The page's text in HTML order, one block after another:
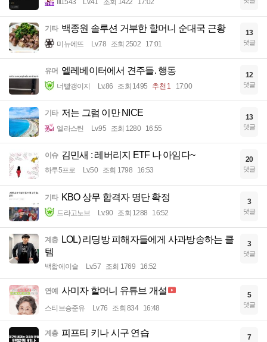
Ill1543 Lv.41 조회 1422 17:02
기타 백종원 솔루션 거부한 할머니 순대국 근황
미뉴에뜨 Lv.78 조회 2502 17:01
13
댓글
유머 엘레베이터에서 견주들. 행동
너빨갱이지 Lv.86 조회 1495 추천 1 17:00
12
댓글
기타 저는 그럼 이만 NICE
엘라스틴 Lv.95 조회 1280 16:55
13
댓글
이슈 김민새 : 레버리지 ETF 나 아임다~
하루5프로 Lv.50 조회 1798 16:53
20
댓글
기타 KBO 상무 합격자 명단 확정
드라고노브 Lv.90 조회 1288 16:52
3
댓글
계층
LOL) 리딩방 피해자들에게 사과방송하는 클
템
백합에이슬 Lv.57 조회 1769 16:52
3
댓글
연예 사미자 할머니 유튜브 개설
스티브승준유 Lv.76 조회 834 16:48
5
댓글
계층 피프티 키나 시구 연습 7